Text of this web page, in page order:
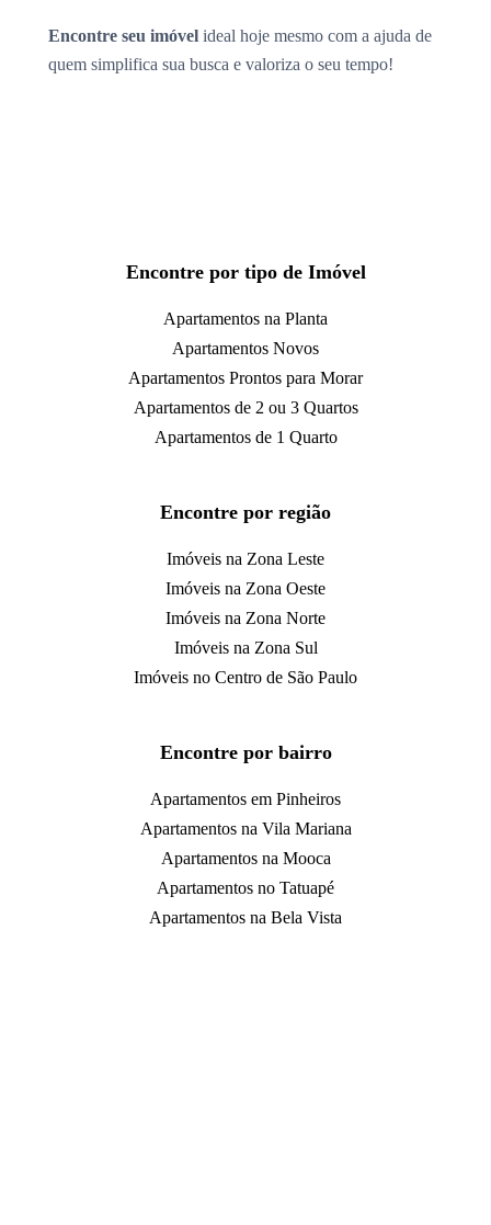
Encontre seu imóvel ideal hoje mesmo com a ajuda de
quem simplifica sua busca e valoriza o seu tempo!
Encontre por tipo de Imóvel
Apartamentos na Planta
Apartamentos Novos
Apartamentos Prontos para Morar
Apartamentos de 2 ou 3 Quartos
Apartamentos de 1 Quarto
Encontre por região
Imóveis na Zona Leste
Imóveis na Zona Oeste
Imóveis na Zona Norte
Imóveis na Zona Sul
Imóveis no Centro de São Paulo
Encontre por bairro
Apartamentos em Pinheiros
Apartamentos na Vila Mariana
Apartamentos na Mooca
Apartamentos no Tatuapé
Apartamentos na Bela Vista